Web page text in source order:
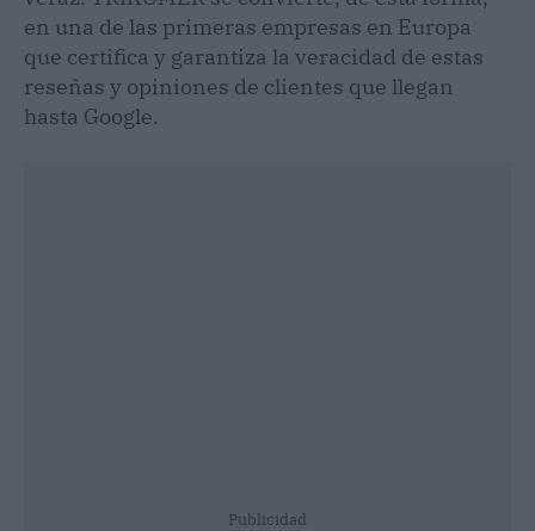
en una de las primeras empresas en Europa
que certifica y garantiza la veracidad de estas
reseñas y opiniones de clientes que llegan
hasta Google.
Publicidad